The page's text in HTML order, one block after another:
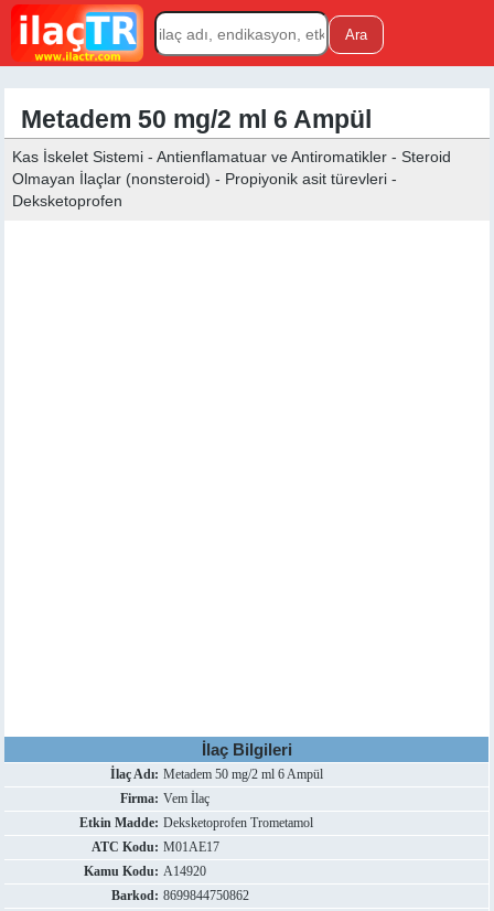
Metadem 50 mg/2 ml 6 Ampül
Kas İskelet Sistemi - Antienflamatuar ve Antiromatikler - Steroid
Olmayan İlaçlar (nonsteroid) - Propiyonik asit türevleri -
Deksketoprofen
İlaç Bilgileri
İlaç Adı: Metadem 50 mg/2 ml 6 Ampül
Firma: Vem İlaç
Etkin Madde: Deksketoprofen Trometamol
ATC Kodu: M01AE17
Kamu Kodu: A14920
Barkod: 8699844750862